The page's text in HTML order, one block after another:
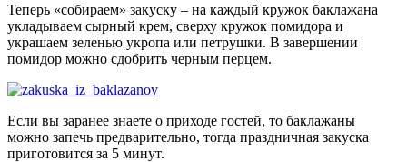
Теперь «собираем» закуску – на каждый кружок баклажана
укладываем сырный крем, сверху кружок помидора и
украшаем зеленью укропа или петрушки. В завершении
помидор можно сдобрить черным перцем.
Если вы заранее знаете о приходе гостей, то баклажаны
можно запечь предварительно, тогда праздничная закуска
приготовится за 5 минут.